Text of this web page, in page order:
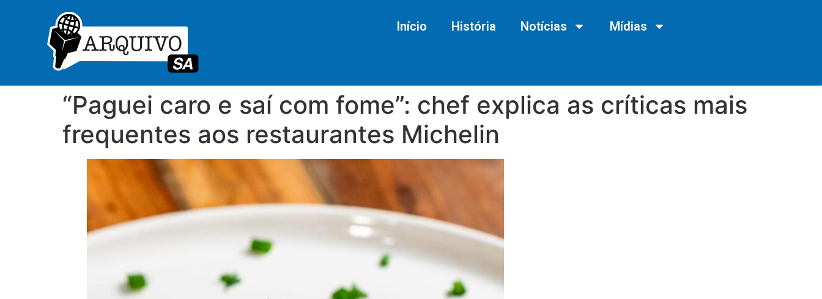
Início História Notícias Mídias
“Paguei caro e saí com fome”: chef explica as críticas mais
frequentes aos restaurantes Michelin